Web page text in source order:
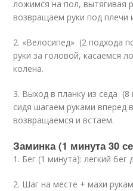
ложимся на пол, вытягивая
возвращаем руки под плечи
2. «Велосипед» (2 подхода
руки за головой, касаемся
колена.
3. Выход в планку из седа
сидя шагаем руками вперед
возвращаемся и встаем.
Заминка (1 минута 30
1. Бег (1 минута): легкий бег
2. Шаг на месте + махи